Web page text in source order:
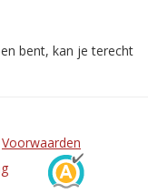
bent, kan je terecht
Voorwaarden